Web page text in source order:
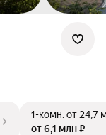
1-комн.от 24,7
от 6,1 млн ₽